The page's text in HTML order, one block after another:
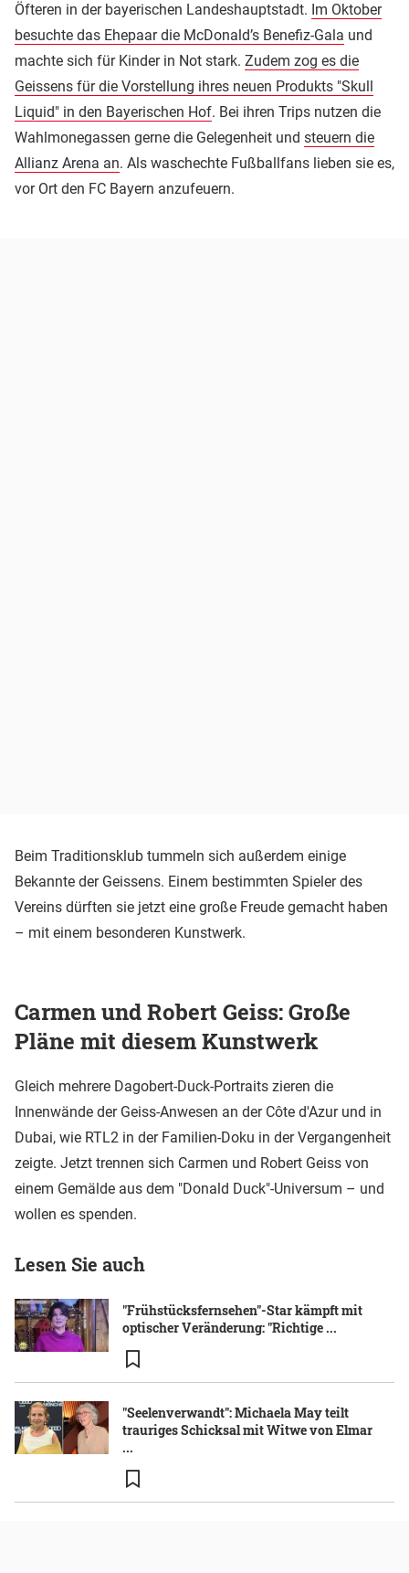
Öfteren in der bayerischen Landeshauptstadt. Im Oktober
besuchte das Ehepaar die McDonald’s Benefiz-Gala und
machte sich für Kinder in Not stark. Zudem zog es die
Geissens für die Vorstellung ihres neuen Produkts "Skull
Liquid" in den Bayerischen Hof. Bei ihren Trips nutzen die
Wahlmonegassen gerne die Gelegenheit und steuern die
Allianz Arena an. Als waschechte Fußballfans lieben sie es,
vor Ort den FC Bayern anzufeuern.
Beim Traditionsklub tummeln sich außerdem einige
Bekannte der Geissens. Einem bestimmten Spieler des
Vereins dürften sie jetzt eine große Freude gemacht haben
– mit einem besonderen Kunstwerk.
Carmen und Robert Geiss: Große
Pläne mit diesem Kunstwerk
Gleich mehrere Dagobert-Duck-Portraits zieren die
Innenwände der Geiss-Anwesen an der Côte d'Azur und in
Dubai, wie RTL2 in der Familien-Doku in der Vergangenheit
zeigte. Jetzt trennen sich Carmen und Robert Geiss von
einem Gemälde aus dem "Donald Duck"-Universum – und
wollen es spenden.
Lesen Sie auch
"Frühstücksfernsehen"-Star kämpft mit
optischer Veränderung: "Richtige ...
"Seelenverwandt": Michaela May teilt
trauriges Schicksal mit Witwe von Elmar
...